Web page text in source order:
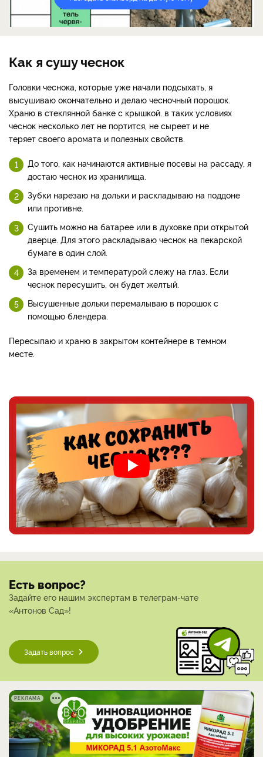
Как я сушу чеснок
Головки чеснока, которые уже начали подсыхать, я
высушиваю окончательно и делаю чесночный порошок.
Храню в стеклянной банке с крышкой. в таких условиях
чеснок несколько лет не портится, не сыреет и не
теряет своего аромата и полезных свойств.
До того, как начинаются активные посевы на рассаду, я
достаю чеснок из хранилища.
Зубки нарезаю на дольки и раскладываю на поддоне
или противне.
Сушить можно на батарее или в духовке при открытой
дверце. Для этого раскладываю чеснок на пекарской
бумаге в один слой.
За временем и температурой слежу на глаз. Если
чеснок пересушить, он будет желтый.
Высушенные дольки перемалываю в порошок с
помощью блендера.
Пересыпаю и храню в закрытом контейнере в темном
месте.
Есть вопрос?
Задайте его нашим экспертам в телеграм-чате
«Антонов Сад»!
Задать вопрос
РЕКЛАМА